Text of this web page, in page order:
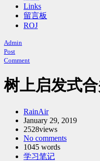
Links
留言板
ROJ
Admin
Post
Comment
树上启发式
Author：
RainAir
发
布
时
间：
January 29, 2019
2528views
No comments
1045 words
Categories：
学习笔记